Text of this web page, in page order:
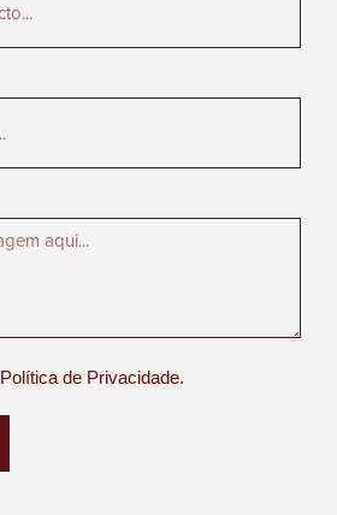
Política de Privacidade.